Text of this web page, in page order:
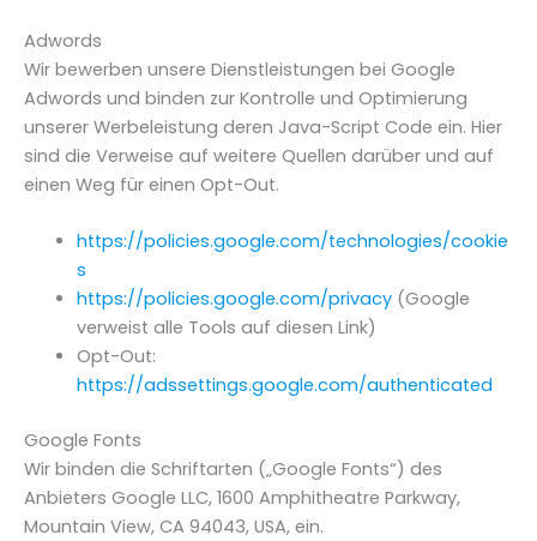
Adwords
Wir bewerben unsere Dienstleistungen bei Google
Adwords und binden zur Kontrolle und Optimierung
unserer Werbeleistung deren Java-Script Code ein. Hier
sind die Verweise auf weitere Quellen darüber und auf
einen Weg für einen Opt-Out.
https://policies.google.com/technologies/cookie
s
https://policies.google.com/privacy(Google
verweist alle Tools auf diesen Link)
Opt-Out:
https://adssettings.google.com/authenticated
Google Fonts
Wir binden die Schriftarten („Google Fonts“) des
Anbieters Google LLC, 1600 Amphitheatre Parkway,
Mountain View, CA 94043, USA, ein.